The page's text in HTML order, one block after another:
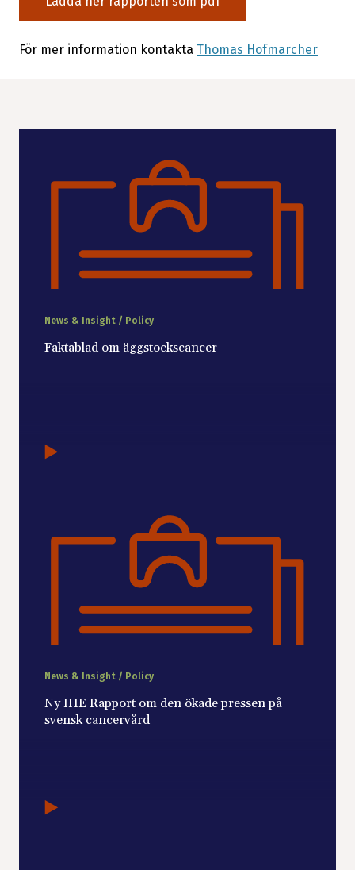
För mer information kontakta Thomas Hofmarcher
News & Insight / Policy
Faktablad om äggstockscancer
News & Insight / Policy
Ny IHE Rapport om den ökade pressen på
svensk cancervård